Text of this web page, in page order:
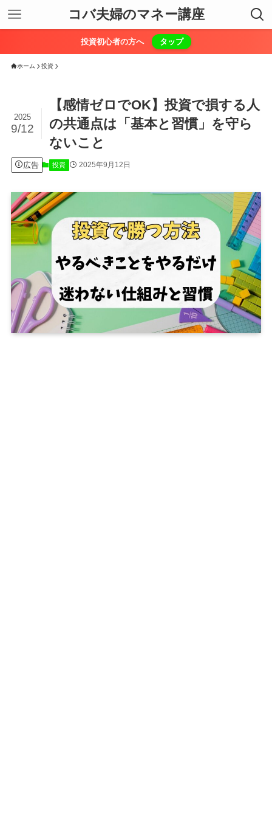
コバ夫婦のマネー講座
投資初心者の方へ タップ
ホーム 投資
【感情ゼロでOK】投資で損する人
の共通点は「基本と習慣」を守ら
ないこと
2025
9/12
広告 投資 2025年9月12日